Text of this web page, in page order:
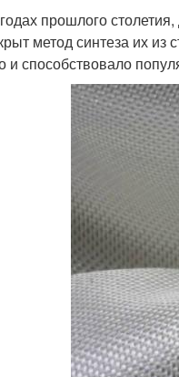
прошлого
метод синтеза их
и способствовало